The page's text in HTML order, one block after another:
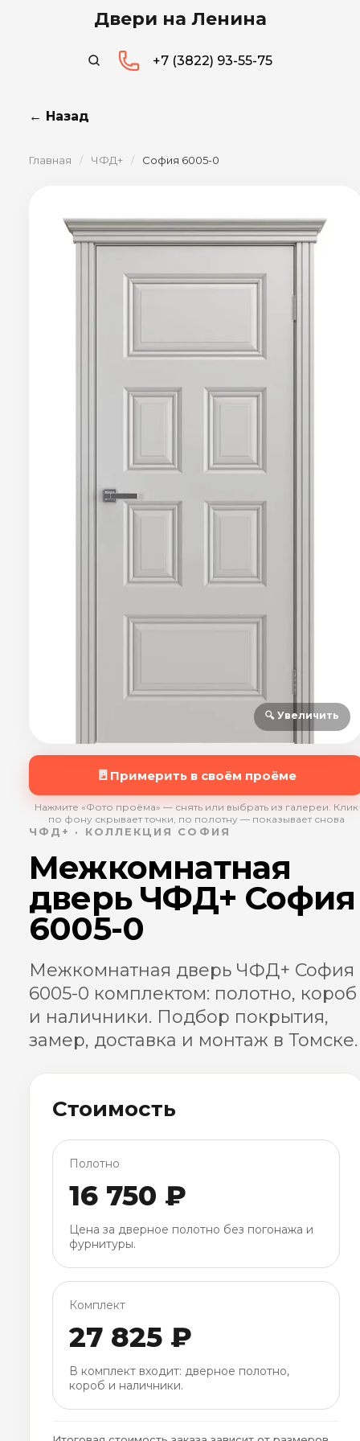
Двери на Ленина
+7 (3822) 93-55-75
← Назад
Главная / ЧФД+ / София 6005-0
🔍 Увеличить
🚪 Примерить в своём проёме
Нажмите «Фото проёма» — снять или выбрать из галереи. Клик
по фону скрывает точки, по полотну — показывает снова
ЧФД+ · КОЛЛЕКЦИЯ СОФИЯ
Межкомнатная
дверь ЧФД+ София
6005-0
Межкомнатная дверь ЧФД+ София
6005-0 комплектом: полотно, короб
и наличники. Подбор покрытия,
замер, доставка и монтаж в Томске.
Стоимость
Полотно
16 750 ₽
Цена за дверное полотно без погонажа и
фурнитуры.
Комплект
27 825 ₽
В комплект входит: дверное полотно,
короб и наличники.